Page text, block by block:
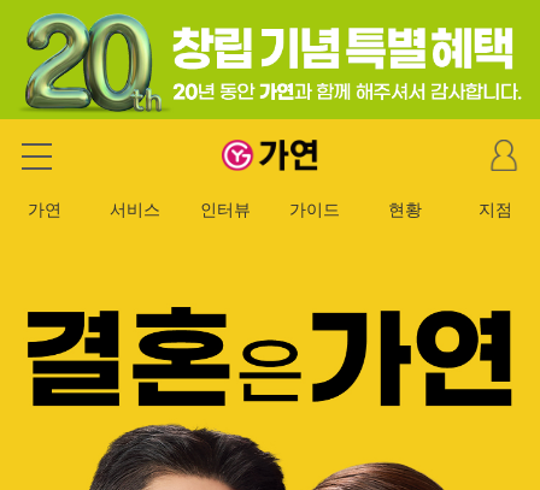
가연 결혼정보회사
마
이
이
가연 서비스 인터뷰 가이드 현황 지점